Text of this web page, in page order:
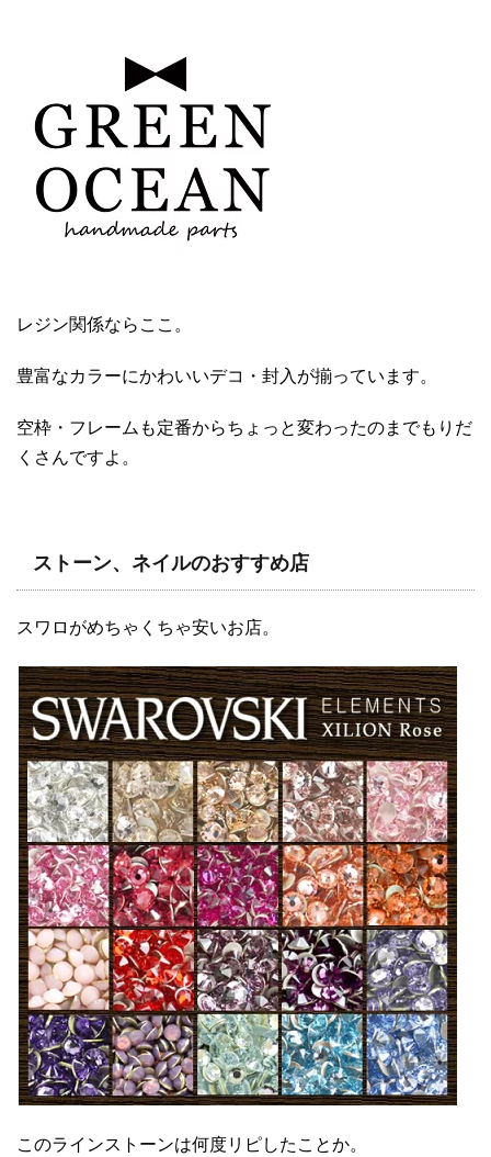
レジン関係ならここ。
豊富なカラーにかわいいデコ・封入が揃っています。
空枠・フレームも定番からちょっと変わったのまでもりだ
くさんですよ。
ストーン、ネイルのおすすめ店
スワロがめちゃくちゃ安いお店。
このラインストーンは何度リピしたことか。